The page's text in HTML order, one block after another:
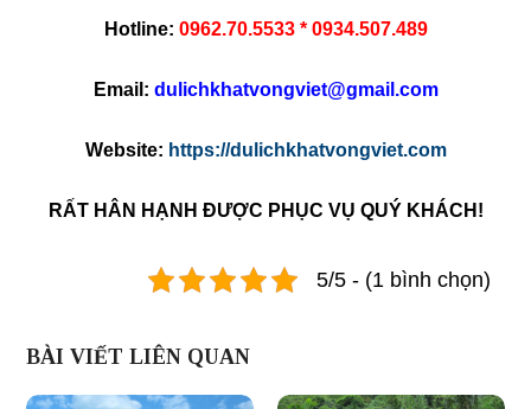
Hotline: 0962.70.5533 * 0934.507.489
Email: dulichkhatvongviet@gmail.com
Website: https://dulichkhatvongviet.com
RẤT HÂN HẠNH ĐƯỢC PHỤC VỤ QUÝ KHÁCH!
5/5 - (1 bình chọn)
BÀI VIẾT LIÊN QUAN